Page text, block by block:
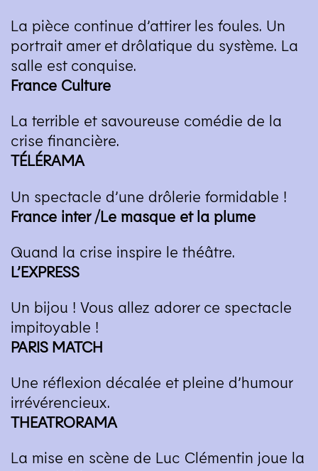
La pièce continue d’attirer les foules. Un
portrait amer et drôlatique du système. La
salle est conquise.
France Culture
La terrible et savoureuse comédie de la
crise financière.
TÉLÉRAMA
Un spectacle d’une drôlerie formidable !
France inter /​Le masque et la plume
Quand la crise inspire le théâtre.
L’EXPRESS
Un bijou ! Vous allez adorer ce spectacle
impitoyable !
PARIS MATCH
Une réflexion décalée et pleine d’humour
irrévérencieux.
THEATRORAMA
La mise en scène de Luc Clémentin joue la